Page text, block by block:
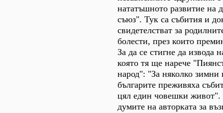
нататъшното развитие на
съюз". Тук са събития и
свидетелстват за
болести, през които
За да се стигне да извода
която тя ще нарече
народ": "За няколко зимни
българите преживяха
цял един човешки живот".
думите на авторката за